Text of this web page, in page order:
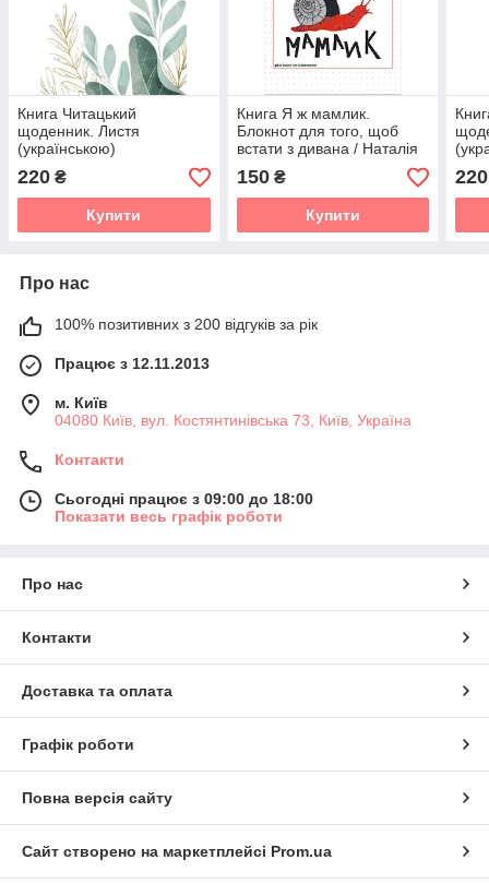
Книга Читацький
щоденник. Листя
(українською)
220 ₴
Купити
Книга Я ж мамлик.
Блокнот для того, щоб
встати з дивана / Наталія
Васильєва (українською)
150₴
Купити
220
Про нас
100% позитивних з 200 відгуків за рік
Працює з 12.11.2013
м. Київ
04080 Київ, вул. Костянтинівська 73, Київ, Україна
Контакти
Сьогодні працює з 09:00 до 18:00
Показати весь графік роботи
Про нас
Контакти
Доставка та оплата
Графік роботи
Повна версія сайту
Сайт створено на маркетплейсі Prom.ua